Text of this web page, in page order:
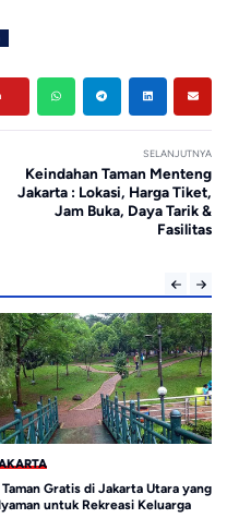
SELANJUTNYA
Keindahan Taman Menteng
Jakarta : Lokasi, Harga Tiket,
Jam Buka, Daya Tarik &
Fasilitas
Taman Gratis di Jakarta Utara yang
untuk Rekreasi Keluarga